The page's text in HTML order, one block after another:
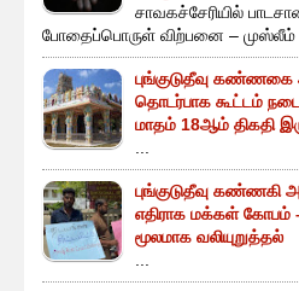
சாவகச்சேரியில்
போதைப்பொருள் விற்பனை – முஸ்லீம்
புங்குடுதீவு
தொடர்பாக கூட்டம்
மாதம் 18ஆம் திகதி
புங்குடுதீவு கண்ணகி
எதிராக மக்கள் கோபம்
மூலமாக வலியுறுத்தல்